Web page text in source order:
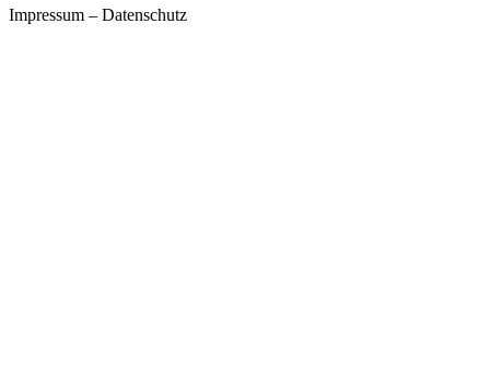
Impressum – Datenschutz